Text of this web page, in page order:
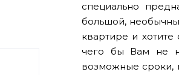
специально
большой,
квартире и
чего бы Вам не
возможные сроки,